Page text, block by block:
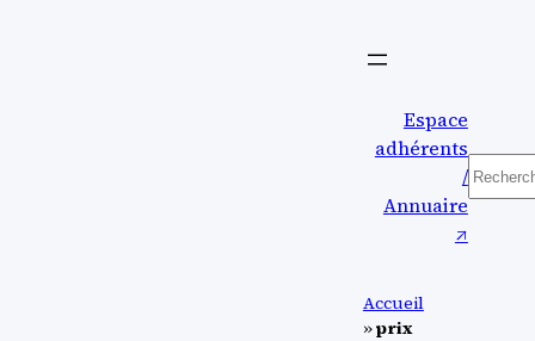
Espace
adhérents
/
Annuaire
↗︎
Accueil
»prix